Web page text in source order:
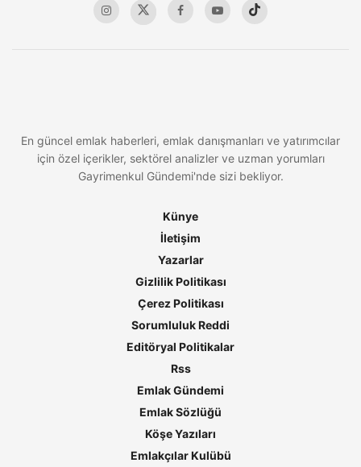
En güncel emlak haberleri, emlak danışmanları ve yatırımcılar
için özel içerikler, sektörel analizler ve uzman yorumları
Gayrimenkul Gündemi'nde sizi bekliyor.
Künye
İletişim
Yazarlar
Gizlilik Politikası
Çerez Politikası
Sorumluluk Reddi
Editöryal Politikalar
Rss
Emlak Gündemi
Emlak Sözlüğü
Köşe Yazıları
Emlakçılar Kulübü